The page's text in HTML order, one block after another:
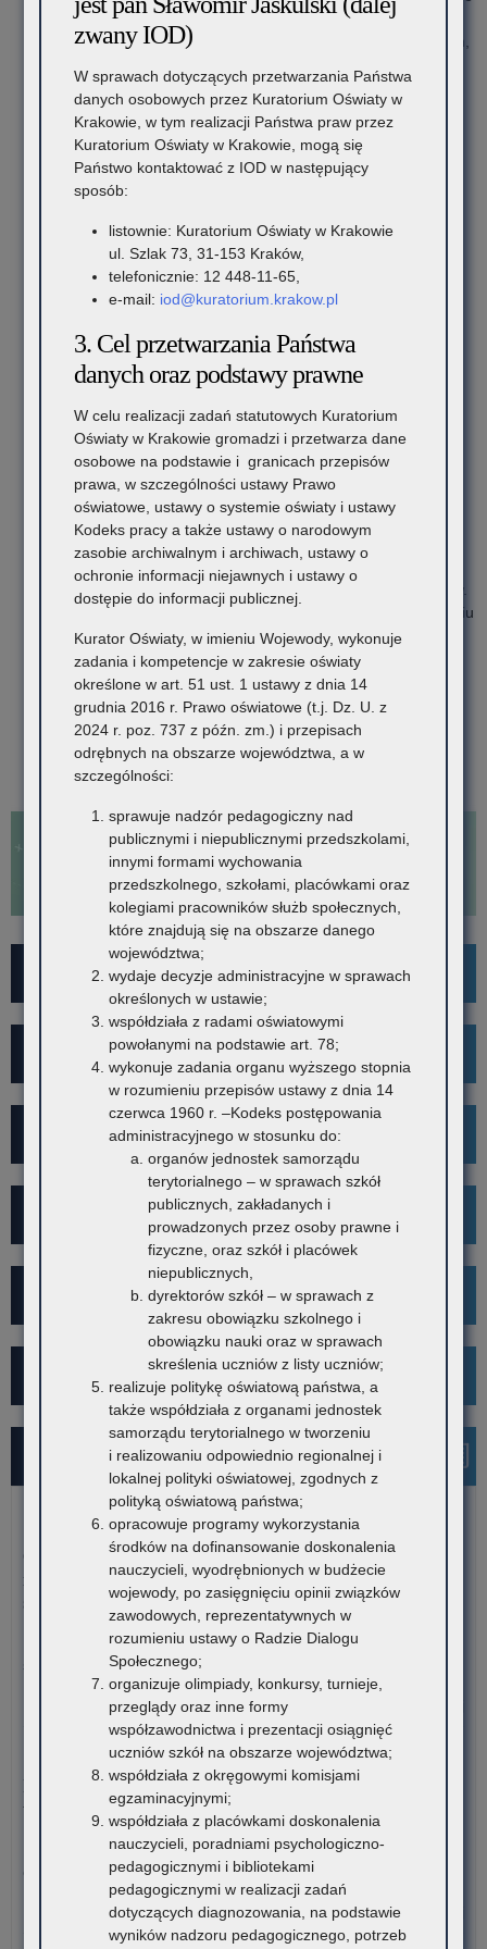
niż język obcy nowożytny nauczany w
ramach obowiązkowych zajęć edukacyjnych,
podstawa programowa, lecz program
nauczania tych zajęć został włączony do
szkolnego zestawu programów nauczania
zajęciach rewalidacyjnych dla uczniów
niepełnosprawnych,
zajęciach prowadzonych w ramach pomocy
psychologiczno-pedagogicznej,
zajęciach rozwijających zainteresowania i
uzdolnienia uczniów, w szczególności w celu
kształtowania ich aktywności i kreatywności,
zapewnienie dostępu do:
podręczników, materiałów edukacyjnych i
materiałów ćwiczeniowych,
pomocy dydaktycznych służących realizacji
podstawy programowej znajdujących się w
zasobach szkoły – w porozumieniu z dyrektorem
tej szkoły;
udział w konsultacjach umożliwiających
przygotowanie do rocznych egzaminów
klasyfikacyjnych.
Cofnięcie zezwolenia na spełnianie obowiązku szkolnego lub
obowiązku nauki poza szkołą następuje na wniosek rodziców.
Dyrektor szkoły nie może odmówić wydania decyzji o cofnięciu
zezwolenia na edukację domową ucznia.
Cofnięcie zezwolenia następuje również, jeżeli uczeń z
przyczyn nieusprawiedliwionych nie przystąpił do rocznych
egzaminów klasyfikacyjnych, albo nie zdał rocznych
egzaminów klasyfikacyjnych. A także w razie wydania
zezwolenia z naruszeniem prawa.
For Foreigners
Wykaz szkół i placówek
Rekrutacja
Projekt Kibicuj z Klasą
Kampania społeczna "Ustal z Babcią Hasło"
Najnowsze informacje
5 sierpnia 2026
Ogłoszenie o naborze kandydatów na stanowisko doradcy
metodycznego dla nauczycieli szkół i placówek znajdujących
się na terenie województwa małopolskiego
Kuratorium Oświaty w Krakowie ogłasza nabór kandydatów na
stanowisko doradców…
5 sierpnia 2026
Materiały dotyczące nowych podstaw programowych
wprowadzanych w związku z Reformą Kompas Jutra
Instytut Badań Edukacyjnych-Państwowy Instytut Badawczy
oraz Ośrodek Rozwoju Edukacji zapraszają…
Czytaj więcej
zwany IOD)
W sprawach dotyczących przetwarzania Państwa
danych osobowych przez Kuratorium Oświaty w
Krakowie, w tym realizacji Państwa praw przez
Kuratorium Oświaty w Krakowie, mogą się
Państwo kontaktować z IOD w następujący
sposób:
listownie: Kuratorium Oświaty w Krakowie
ul. Szlak 73, 31-153 Kraków,
telefonicznie: 12 448-11-65,
e-mail: iod@kuratorium.krakow.pl
3. Cel przetwarzania Państwa
danych oraz podstawy prawne
W celu realizacji zadań statutowych Kuratorium
Oświaty w Krakowie gromadzi i przetwarza dane
osobowe na podstawie i granicach przepisów
prawa, w szczególności ustawy Prawo
oświatowe, ustawy o systemie oświaty i ustawy
Kodeks pracy a także ustawy o narodowym
zasobie archiwalnym i archiwach, ustawy o
ochronie informacji niejawnych i ustawy o
dostępie do informacji publicznej.
Kurator Oświaty, w imieniu Wojewody, wykonuje
zadania i kompetencje w zakresie oświaty
określone w art. 51 ust. 1 ustawy z dnia 14
grudnia 2016 r. Prawo oświatowe (t.j. Dz. U. z
2024 r. poz. 737 z późn. zm.) i przepisach
odrębnych na obszarze województwa, a w
szczególności:
sprawuje nadzór pedagogiczny nad
publicznymi i niepublicznymi przedszkolami,
innymi formami wychowania
przedszkolnego, szkołami, placówkami oraz
kolegiami pracowników służb społecznych,
które znajdują się na obszarze danego
województwa;
wydaje decyzje administracyjne w sprawach
określonych w ustawie;
współdziała z radami oświatowymi
powołanymi na podstawie art. 78;
wykonuje zadania organu wyższego stopnia
w rozumieniu przepisów ustawy z dnia 14
czerwca 1960 r. –Kodeks postępowania
administracyjnego w stosunku do:
organów jednostek samorządu
terytorialnego – w sprawach szkół
publicznych, zakładanych i
prowadzonych przez osoby prawne i
fizyczne, oraz szkół i placówek
niepublicznych,
dyrektorów szkół – w sprawach z
zakresu obowiązku szkolnego i
obowiązku nauki oraz w sprawach
skreślenia uczniów z listy uczniów;
realizuje politykę oświatową państwa, a
także współdziała z organami jednostek
samorządu terytorialnego w tworzeniu
i realizowaniu odpowiednio regionalnej i
lokalnej polityki oświatowej, zgodnych z
polityką oświatową państwa;
opracowuje programy wykorzystania
środków na dofinansowanie doskonalenia
nauczycieli, wyodrębnionych w budżecie
wojewody, po zasięgnięciu opinii związków
zawodowych, reprezentatywnych w
rozumieniu ustawy o Radzie Dialogu
Społecznego;
organizuje olimpiady, konkursy, turnieje,
przeglądy oraz inne formy
współzawodnictwa i prezentacji osiągnięć
uczniów szkół na obszarze województwa;
współdziała z okręgowymi komisjami
egzaminacyjnymi;
współdziała z placówkami doskonalenia
nauczycieli, poradniami psychologiczno-
pedagogicznymi i bibliotekami
pedagogicznymi w realizacji zadań
dotyczących diagnozowania, na podstawie
wyników nadzoru pedagogicznego, potrzeb